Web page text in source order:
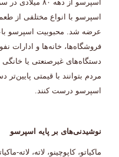
اسپرسو از دهه
اسپرسو با انواع مختلفی از
عرضه شد. محبوبیت اسپرسو
فروشگاه‌ها، خانه‌ها و ادارات
دستگاه‌های غیرصنعتی یا
مردم بتوانند با قیمتی
اسپرسو درست کنند.
نوشیدنی‌های بر پایه اسپرسو
ماکیاتو، کاپوچینو، لاته، لاته-